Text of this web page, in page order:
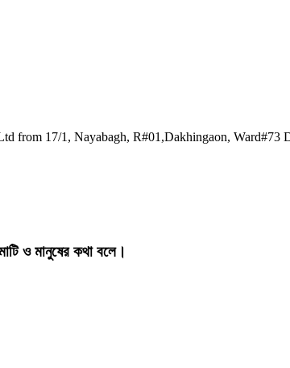
from 17/1, Nayabagh, R#01,Dakhingaon, Ward#73
ও মানুষের কথা বলে।